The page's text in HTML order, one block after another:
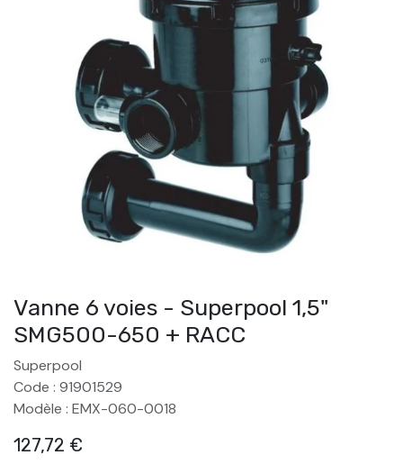
Vanne 6 voies - Superpool 1,5"
SMG500-650 + RACC
Superpool
Code : 91901529
Modèle : EMX-060-0018
127,72 €